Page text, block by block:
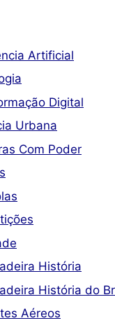
Artificial
Digital
Urbana
Com Poder
História
História do
Aéreos